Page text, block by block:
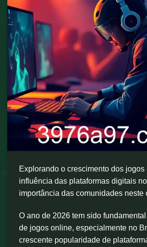
Explorando o crescimento dos jogos
influência das plataformas digitais
importância das comunidades neste
O ano de 2026 tem sido
de jogos online, especialmente no
crescente popularidade de